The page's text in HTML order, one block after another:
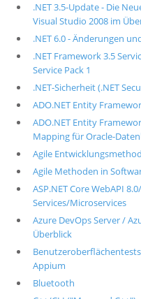
.NET 3.5-Update - Die
Visual Studio 2008 im
.NET 6.0 - Änderungen
.NET Framework 3.5
Service Pack 1
.NET-Sicherheit (.NET
ADO.NET Entity
ADO.NET Entity
Mapping für Oracle-
Agile
Agile Methoden in
ASP.NET Core WebAPI
Services/Microservices
Azure DevOps Server /
Überblick
Appium
Bluetooth